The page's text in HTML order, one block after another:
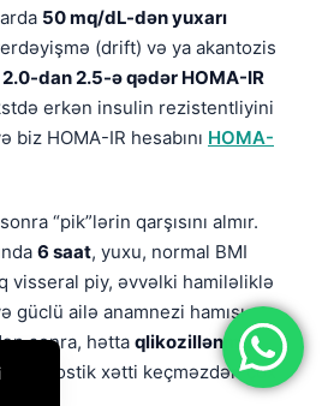
50 mq/dL-dən yuxarı
(drift) və ya akantozis
2.0-dan 2.5-ə qədər HOMA-IR
erkən insulin rezistentliyini
HOMA-IR hesabını HOMA-
“pik”lərin qarşısını almır.
6 saat, yuxu, normal BMI
visseral piy, əvvəlki hamiləliklə
güclü ailə anamnezi hamısı
sonra, hətta qlikozillənmiş
diaqnostik xətti keçməzdən çox